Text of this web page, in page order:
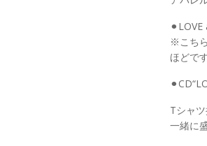
※こち
ほどです
Tシャ
一緒に